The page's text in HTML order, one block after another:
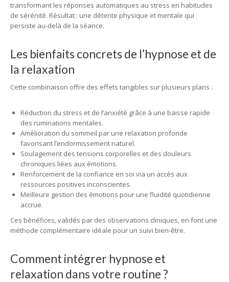
transformant les réponses automatiques au stress en habitudes
de sérénité. Résultat : une détente physique et mentale qui
persiste au-delà de la séance.
Les bienfaits concrets de l’hypnose et de
la relaxation
Cette combinaison offre des effets tangibles sur plusieurs plans :
Réduction du stress et de l’anxiété grâce à une baisse rapide
des ruminations mentales.
Amélioration du sommeil par une relaxation profonde
favorisant l’endormissement naturel.
Soulagement des tensions corporelles et des douleurs
chroniques liées aux émotions.
Renforcement de la confiance en soi via un accès aux
ressources positives inconscientes.
Meilleure gestion des émotions pour une fluidité quotidienne
accrue.
Ces bénéfices, validés par des observations cliniques, en font une
méthode complémentaire idéale pour un suivi bien-être.
Comment intégrer hypnose et
relaxation dans votre routine ?